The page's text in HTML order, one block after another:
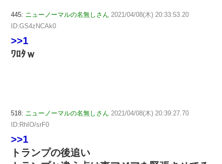
445: ニューノーマルの名無しさん 2021/04/08(木) 20:33:53.20
ID:GS4zNCAk0
>>1
ﾜﾛﾀｗ
518: ニューノーマルの名無しさん 2021/04/08(木) 20:39:27.70
ID:RhIO/srF0
>>1
トランプの後追い